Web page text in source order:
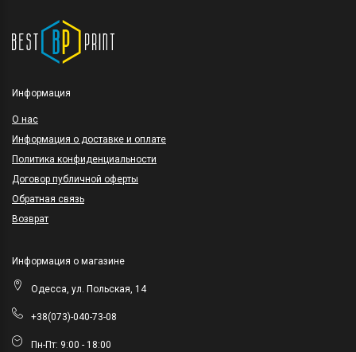
Информация
O нас
Информация о доставке и оплате
Политика конфиденциальности
Договор публичной оферты
Обратная связь
Возврат
Информация о магазине
Одесса, ул. Польская, 14
+38(073)-040-73-08
Пн-Пт: 9:00 - 18:00